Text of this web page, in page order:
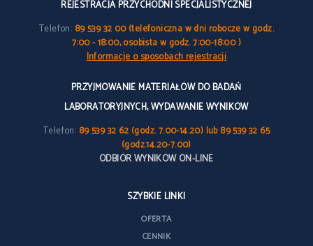
REJESTRACJA PRZYCHODNI SPECJALISTYCZNEJ
Telefon: 89 539 32 00 (telefoniczna w dni robocze w godz.
7:00 - 18:00, osobista w godz. 7:00-18:00 )
Informacje o sposobach rejestracji
PRZYJMOWANIE MATERIAŁÓW DO BADAŃ
LABORATORYJNYCH, WYDAWANIE WYNIKÓW
Telefon: 89 539 32 62 (godz. 7.00-14.20) lub 89 539 32 65
(godz.14.20-7.00)
ODBIÓR WYNIKÓW ON-LINE
SZYBKIE LINKI
OFERTA
CENNIK